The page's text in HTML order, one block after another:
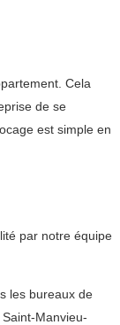
Cela
de se
est simple en
par notre équipe
les bureaux de
Manvieu-